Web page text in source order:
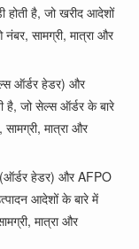
है, जो खरीद आदेशों
सामग्री, मात्रा और
ऑर्डर हेडर) और
जो सेल्स ऑर्डर के बारे
मात्रा और
हेडर) और AFPO
आदेशों के बारे में
मात्रा और